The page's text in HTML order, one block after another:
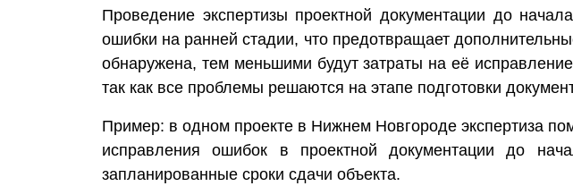
Проведение экспертизы проектной документации до
ошибки на ранней стадии, что предотвращает
обнаружена, тем меньшими будут затраты на её
так как все проблемы решаются на этапе подготовки
Пример: в одном проекте в Нижнем Новгороде экспертиза
исправления ошибок в проектной документации до
запланированные сроки сдачи объекта.